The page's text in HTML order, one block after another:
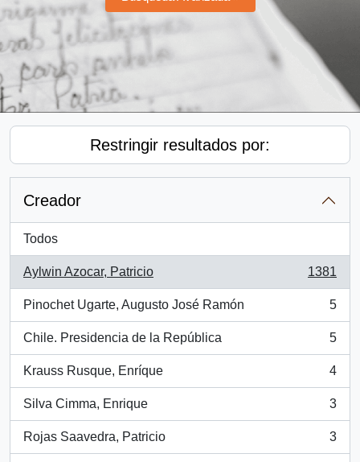
Restringir resultados por:
Creador
Todos
Aylwin Azocar, Patricio
, 1381 resultados
1381
Pinochet Ugarte, Augusto José Ramón
, 5 resultados
5
Chile. Presidencia de la República
, 5 resultados
5
Krauss Rusque, Enríque
, 4 resultados
4
Silva Cimma, Enrique
, 3 resultados
3
Rojas Saavedra, Patricio
, 3 resultados
3